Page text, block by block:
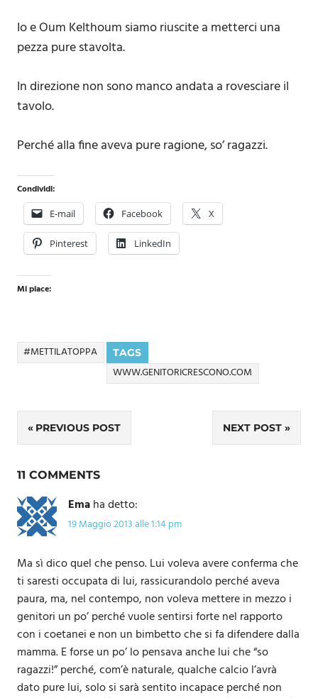
Io e Oum Kelthoum siamo riuscite a metterci una
pezza pure stavolta.
In direzione non sono manco andata a rovesciare il
tavolo.
Perché alla fine aveva pure ragione, so’ ragazzi.
Condividi:
E-mail Facebook X
Pinterest LinkedIn
Mi piace:
TAGS
#METTILATOPPA
WWW.GENITORICRESCONO.COM
Navigazione
articoli
PREVIOUS POST NEXT POST
11 COMMENTS
Emaha detto:
19 Maggio 2013 alle 1:14 pm
Ma sì dico quel che penso. Lui voleva avere conferma che
ti saresti occupata di lui, rassicurandolo perché aveva
paura, ma, nel contempo, non voleva mettere in mezzo i
genitori un po’ perché vuole sentirsi forte nel rapporto
con i coetanei e non un bimbetto che si fa difendere dalla
mamma. E forse un po’ lo pensava anche lui che “so
ragazzi!” perché, com’è naturale, qualche calcio l’avrà
dato pure lui, solo si sarà sentito incapace perché non